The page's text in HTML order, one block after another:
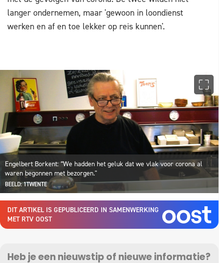
langer ondernemen, maar 'gewoon in loondienst
werken en af en toe lekker op reis kunnen'.
Engelbert Borkent: “We hadden het geluk dat we vlak voor corona al
waren begonnen met bezorgen."
BEELD: 1TWENTE
DIT ARTIKEL IS GEPUBLICEERD IN SAMENWERKING
MET RTV OOST
Heb je een nieuwstip of nieuwe informatie?